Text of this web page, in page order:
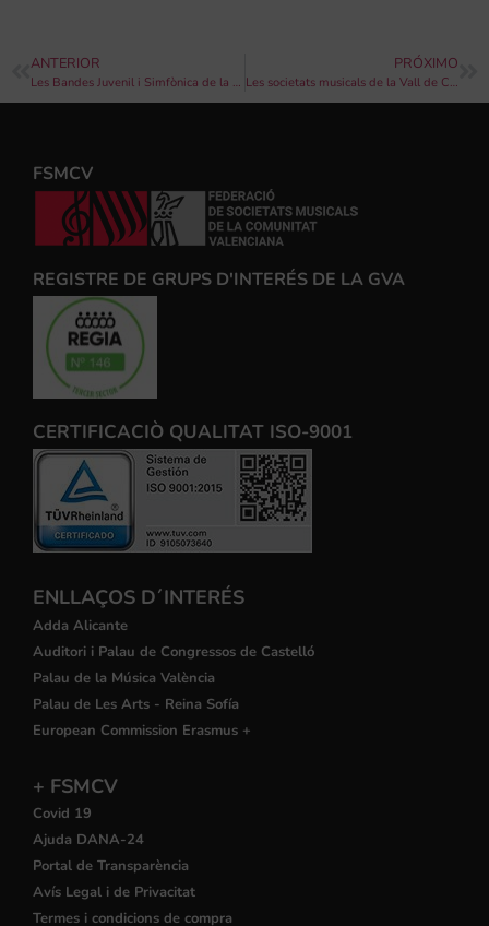
ANTERIOR
Les Bandes Juvenil i Simfònica de la Societat Musical de San Antonio de Benagéber protagonitzen el concert de Nadal
PRÓXIMO
Les societats musicals de la Vall de Càrcer elegeixen Vicent Miquel Juan com a president comarcal per als pròxims quatre anys
FSMCV
REGISTRE DE GRUPS D'INTERÉS DE LA GVA
CERTIFICACIÒ QUALITAT ISO-9001
ENLLAÇOS D´INTERÉS
Adda Alicante
Auditori i Palau de Congressos de Castelló
Palau de la Música València
Palau de Les Arts - Reina Sofía
European Commission Erasmus +
+ FSMCV
Covid 19
Ajuda DANA-24
Portal de Transparència
Avís Legal i de Privacitat
Termes i condicions de compra